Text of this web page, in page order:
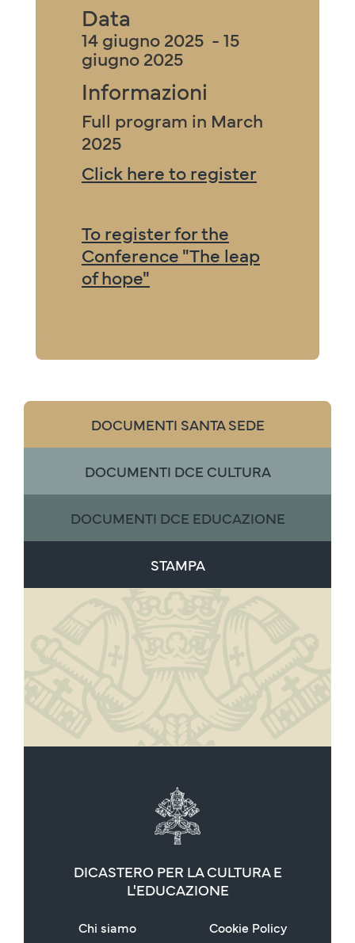
Data
14 giugno 2025 - 15
giugno 2025
Informazioni
Full program in March
2025
Click here to register
To register for the
Conference "The leap
of hope"
DOCUMENTI SANTA SEDE
DOCUMENTI DCE CULTURA
DOCUMENTI DCE EDUCAZIONE
STAMPA
DICASTERO PER LA CULTURA E
L'EDUCAZIONE
Chi siamo
Cookie Policy